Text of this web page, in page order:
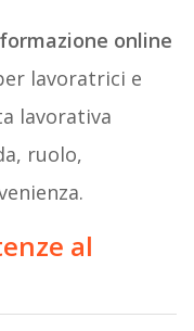
online
lavoratrici e
lavorativa
ruolo,
al